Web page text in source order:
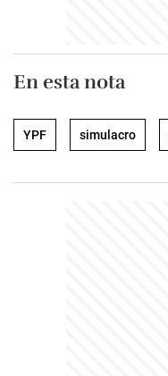
En esta nota
YPF simulacro